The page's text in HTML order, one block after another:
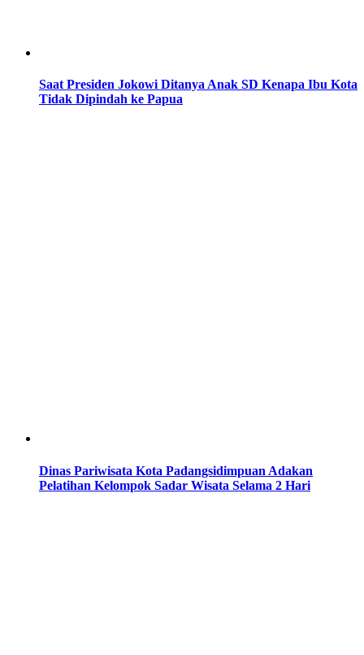
Saat Presiden Jokowi Ditanya Anak SD Kenapa Ibu Kota
Tidak Dipindah ke Papua
Dinas Pariwisata Kota Padangsidimpuan Adakan
Pelatihan Kelompok Sadar Wisata Selama 2 Hari